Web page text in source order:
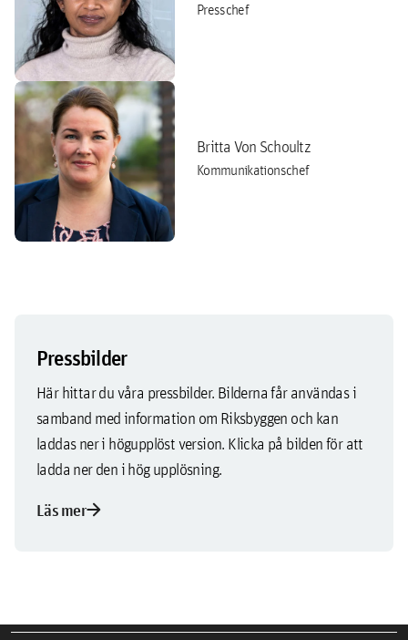
Presschef
Britta Von Schoultz
Kommunikationschef
Pressbilder
Här hittar du våra pressbilder. Bilderna får användas i
samband med information om Riksbyggen och kan
laddas ner i högupplöst version. Klicka på bilden för att
ladda ner den i hög upplösning.
Läs merarrow_forward